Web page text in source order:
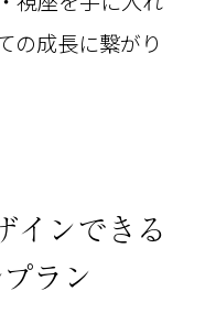
の成長に繋がり
インできる
ラン